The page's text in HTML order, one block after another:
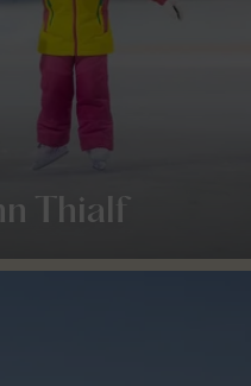
Thialf